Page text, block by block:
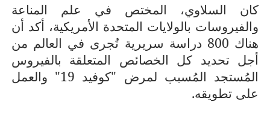
كان السلاوي، المختص في علم المناعة
والفيروسات بالولايات المتحدة الأمريكية، أكد أن
هناك 800 دراسة سريرية تُجرى في العالم من
أجل تحديد كل الخصائص المتعلقة بالفيروس
المُستجد المُسبب لمرض "كوفيد 19" والعمل
على تطويقه.